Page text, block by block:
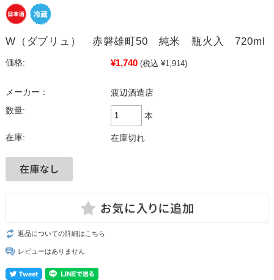
W（ダブリュ） 赤磐雄町50 純米 瓶火入 720ml
価格: ¥1,740 (税込 ¥1,914)
メーカー：
渡辺酒造店
数量:
本
在庫: 在庫切れ
返品についての詳細はこちら
レビューはありません